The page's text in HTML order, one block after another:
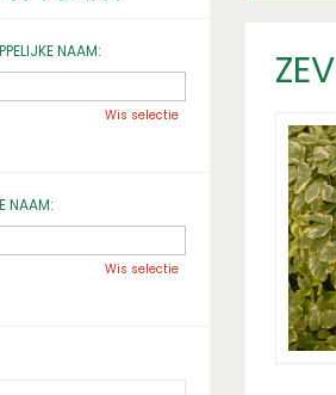
NAAM:
Wis selectie
NAAM:
Wis selectie